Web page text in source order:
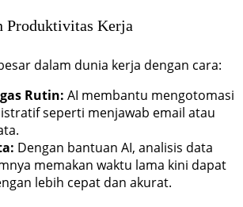
Produktivitas Kerja
dalam dunia kerja dengan cara:
Rutin: AI membantu mengotomasi
seperti menjawab email atau
Dengan bantuan AI, analisis data
memakan waktu lama kini dapat
lebih cepat dan akurat.